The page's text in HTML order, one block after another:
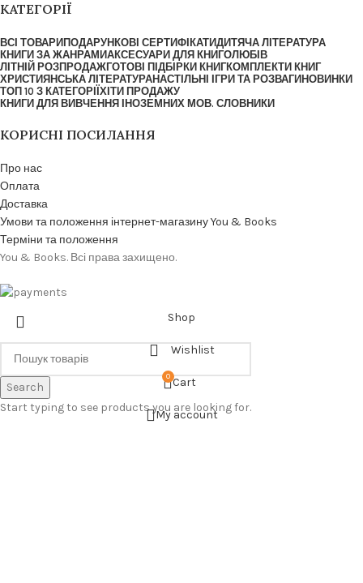
КАТЕГОРІЇ
ВСІ ТОВАРИ ПОДАРУНКОВІ СЕРТИФІКАТИДИТЯЧА ЛІТЕРАТУРА
КНИГИ ЗА ЖАНРАМИАКСЕСУАРИ ДЛЯ КНИГОЛЮБІВ
ЛІТНІЙ РОЗПРОДАЖГОТОВІ ПІДБІРКИ КНИГКОМПЛЕКТИ КНИГ
ХРИСТИЯНСЬКА ЛІТЕРАТУРАНАСТІЛЬНІ ІГРИ ТА РОЗВАГИ НОВИНКИ
ТОП 10 З КАТЕГОРІЇ ХІТИ ПРОДАЖУ
КНИГИ ДЛЯ ВИВЧЕННЯ ІНОЗЕМНИХ МОВ. СЛОВНИКИ
КОРИСНІ ПОСИЛАННЯ
Про нас
Оплата
Доставка
Умови та положення інтернет-магазину You & Books
Терміни та положення
You & Books. Всі права захищено.
Search
Start typing to see products you are looking for.
Shop
Wishlist
0 Cart
My account